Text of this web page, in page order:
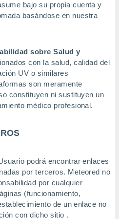
bajo su propia cuenta y
basándose en nuestra
sobre Salud y
con la salud, calidad del
UV o similares
son meramente
constituyen ni sustituyen un
médico profesional.
podrá encontrar enlaces
por terceros. Meteored no
por cualquier
(funcionamiento,
de un enlace no
con dicho sitio .